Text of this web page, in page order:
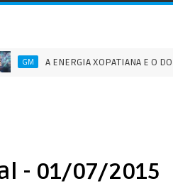
A ENERGIA XOPATIANA E O DOMÍNIO
- 01/07/2015